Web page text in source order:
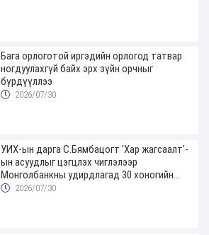
Бага орлоготой иргэдийн орлогод татвар
ногдуулахгүй байх эрх зүйн орчныг
бүрдүүллээ
2026/07/30
УИХ-ын дарга С.Бямбацогт 'Хар жагсаалт'-
ын асуудлыг цэгцлэх чиглэлээр
Монголбанкны удирдлагад 30 хоногийн
хугацаатай үүрэг өглөө
2026/07/30